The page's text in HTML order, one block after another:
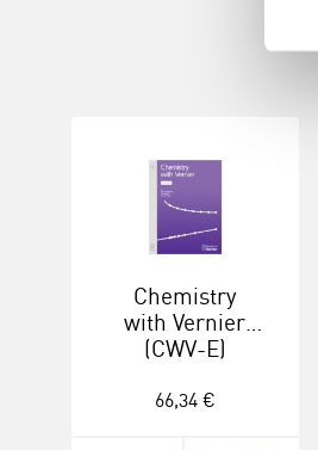
Chemistry
with Vernier
(CWV-E)
66,34 €